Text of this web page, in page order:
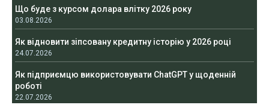
Що буде з курсом долара влітку 2026 року
03.08.2026
Як відновити зіпсовану кредитну історію у 2026 році
24.07.2026
Як підприємцю використовувати ChatGPT у щоденній
роботі
22.07.2026